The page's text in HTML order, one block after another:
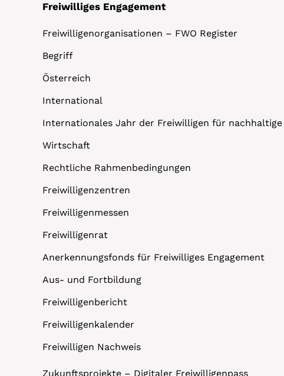
Freiwilliges Engagement
Freiwilligenorganisationen – FWO Register
Begriff
Österreich
International
Internationales Jahr der Freiwilligen für
Wirtschaft
Rechtliche Rahmenbedingungen
Freiwilligenzentren
Freiwilligenmessen
Freiwilligenrat
Anerkennungsfonds für Freiwilliges Engagement
Aus- und Fortbildung
Freiwilligenbericht
Freiwilligenkalender
Freiwilligen Nachweis
Zukunftsprojekte – Digitaler Freiwilligenpass